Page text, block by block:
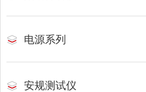
电源系列
安规测试仪